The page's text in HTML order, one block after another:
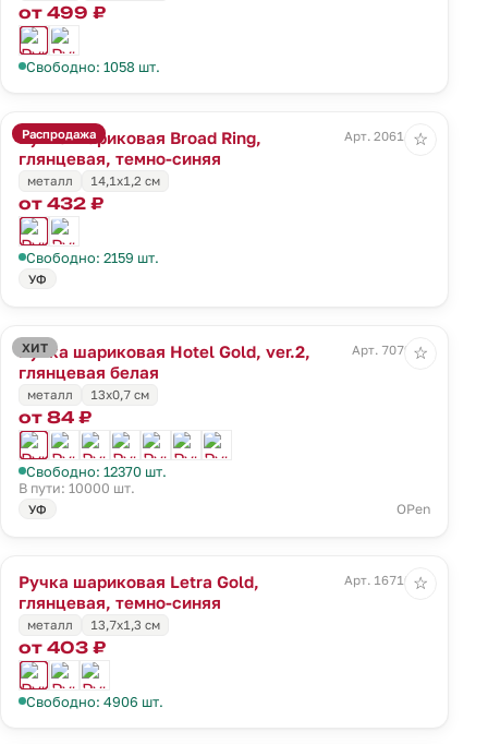
от 499 ₽
Свободно: 1058 шт.
Распродажа
Ручка шариковая Broad Ring,
глянцевая, темно-синяя
Арт. 20614.40
металл 14,1x1,2 см
от 432 ₽
Свободно: 2159 шт.
УФ
☆
ХИТ
Ручка шариковая Hotel Gold, ver.2,
глянцевая белая
Арт. 7079.60
металл 13х0,7 см
от 84 ₽
Свободно: 12370 шт.
В пути: 10000 шт.
УФ OPen
☆
Ручка шариковая Letra Gold,
глянцевая, темно-синяя
Арт. 16710.40
металл 13,7х1,3 см
от 403 ₽
Свободно: 4906 шт.
☆